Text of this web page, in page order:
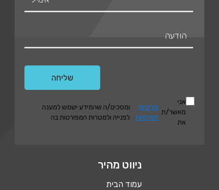
אני
מאשר/ת
את
מדיניות
הפרטיות
ומסכים/ה שהמידע ישמש למענה
לפנייה ולמטרות המפורטות בה
ניווט מהיר
עמוד הבית